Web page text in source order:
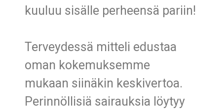
kuuluu sisälle perheensä pariin!
Terveydessä mitteli edustaa
oman kokemuksemme
mukaan siinäkin keskivertoa.
Perinnöllisiä sairauksia löytyy